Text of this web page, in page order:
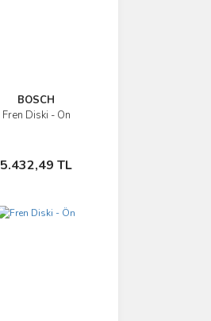
BOSCH
Fren Diski - Ön
5.432,49 TL
İncele
Sepete Ekle